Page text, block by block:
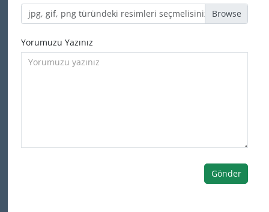
jpg, gif, png türündeki resimleri seçmelisiniz
Yorumuzu Yazınız
Gönder